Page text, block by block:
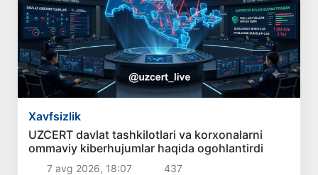
Xavfsizlik
UZCERT davlat tashkilotlari va korxonalarni
ommaviy kiberhujumlar haqida ogohlantirdi
7 avg 2026, 18:07 437